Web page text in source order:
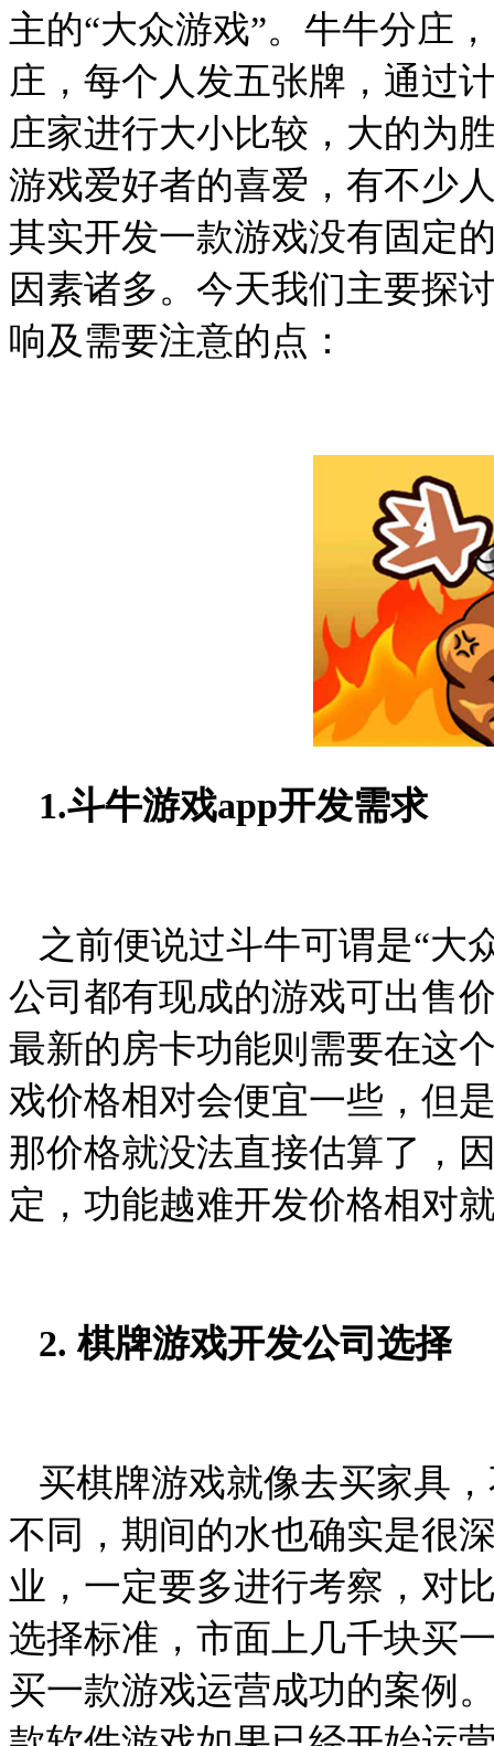
主的“大众游戏”。牛牛分庄
庄，每个人发五张牌，通过
庄家进行大小比较，大的为
游戏爱好者的喜爱，有不少
其实开发一款游戏没有固定
因素诸多。今天我们主要探
响及需要注意的点：
1.斗牛游戏app开发需求
之前便说过斗牛可谓是“大
公司都有现成的游戏可出售
最新的房卡功能则需要在这
戏价格相对会便宜一些，但
那价格就没法直接估算了，
定，功能越难开发价格相对
2.棋牌游戏开发公司选择
买棋牌游戏就像去买家具
不同，期间的水也确实是很
业，一定要多进行考察，对
选择标准，市面上几千块买
买一款游戏运营成功的案例